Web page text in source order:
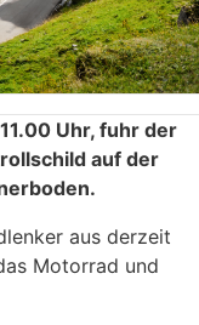
Uhr, fuhr der
auf der
aus derzeit
Motorrad und